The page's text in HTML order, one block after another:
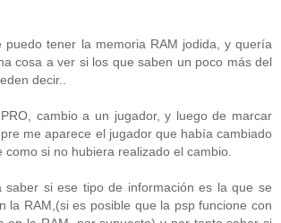
puedo tener la memoria RAM jodida, y quería
cosa a ver si los que saben un poco más del
decir..
cambio a un jugador, y luego de marcar
me aparece el jugador que había cambiado
como si no hubiera realizado el cambio.
saber si ese tipo de información es la que se
la RAM,(si es posible que la psp funcione con